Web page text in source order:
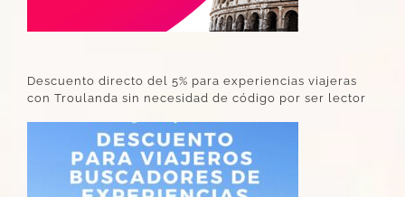
Descuento directo del 5% para experiencias viajeras
con Troulanda sin necesidad de código por ser lector